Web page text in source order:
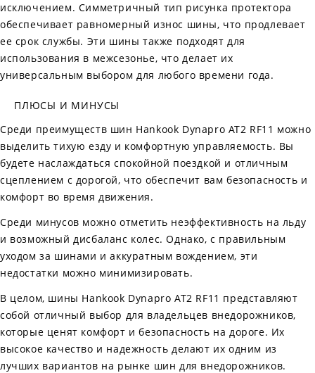
исключением. Симметричный тип рисунка протектора
обеспечивает равномерный износ шины, что продлевает
ее срок службы. Эти шины также подходят для
использования в межсезонье, что делает их
универсальным выбором для любого времени года.
ПЛЮСЫ И МИНУСЫ
Среди преимуществ шин Hankook Dynapro AT2 RF11 можно
выделить тихую езду и комфортную управляемость. Вы
будете наслаждаться спокойной поездкой и отличным
сцеплением с дорогой, что обеспечит вам безопасность и
комфорт во время движения.
Среди минусов можно отметить неэффективность на льду
и возможный дисбаланс колес. Однако, с правильным
уходом за шинами и аккуратным вождением, эти
недостатки можно минимизировать.
В целом, шины Hankook Dynapro AT2 RF11 представляют
собой отличный выбор для владельцев внедорожников,
которые ценят комфорт и безопасность на дороге. Их
высокое качество и надежность делают их одним из
лучших вариантов на рынке шин для внедорожников.